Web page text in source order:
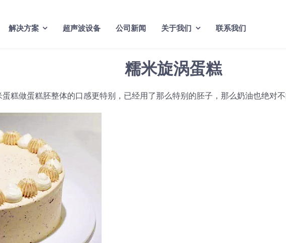
解决方案 超声波设备 公司新闻 关于我们 联系我们
糯米旋涡蛋糕
糕做蛋糕胚整体的口感更特别，已经用了那么特别的胚子，那么奶油也绝对